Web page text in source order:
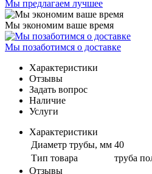
Мы предлагаем лучшее
Мы экономим ваше время
Мы позаботимся о доставке
Характеристики
Отзывы
Задать вопрос
Наличие
Услуги
Характеристики
Диаметр трубы, мм 40
Тип товара
труба
Отзывы